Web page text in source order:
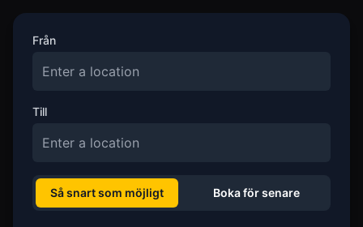
Från
Till
Så snart som möjligt Boka för senare